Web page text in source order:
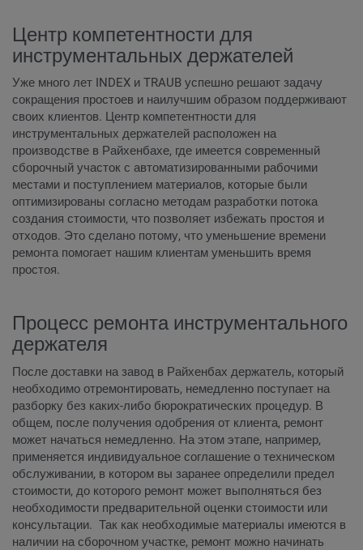
Центр компетентности для
инструментальных держателей
Уже много лет INDEX и TRAUB успешно решают задачу
сокращения простоев и наилучшим образом поддерживают
своих клиентов. Центр компетентности для
инструментальных держателей расположен на
производстве в Райхенбахе, где имеется современный
сборочный участок с автоматизированными рабочими
местами и поступлением материалов, которые были
оптимизированы согласно методам разработки потока
создания стоимости, что позволяет избежать простоя и
отходов. Это сделано потому, что уменьшение времени
ремонта помогает нашим клиентам уменьшить время
простоя.
Процесс ремонта инструментального
держателя
После доставки на завод в Райхенбах держатель, который
необходимо отремонтировать, немедленно поступает на
разборку без каких-либо бюрократических процедур. В
общем, после получения одобрения от клиента, ремонт
может начаться немедленно. На этом этапе, например,
применяется индивидуальное соглашение о техническом
обслуживании, в котором вы заранее определили предел
стоимости, до которого ремонт может выполняться без
необходимости предварительной оценки стоимости или
консультации. Так как необходимые материалы имеются в
наличии на сборочном участке, ремонт можно начинать